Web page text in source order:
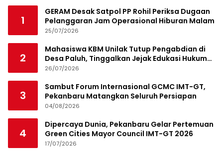
1
GERAM Desak Satpol PP Rohil Periksa Dugaan
Pelanggaran Jam Operasional Hiburan Malam
25/07/2026
2
Mahasiswa KBM Unilak Tutup Pengabdian di
Desa Paluh, Tinggalkan Jejak Edukasi Hukum
dan Aksi Sosial
26/07/2026
3
Sambut Forum Internasional GCMC IMT-GT,
Pekanbaru Matangkan Seluruh Persiapan
04/08/2026
4
Dipercaya Dunia, Pekanbaru Gelar Pertemuan
Green Cities Mayor Council IMT-GT 2026
17/07/2026